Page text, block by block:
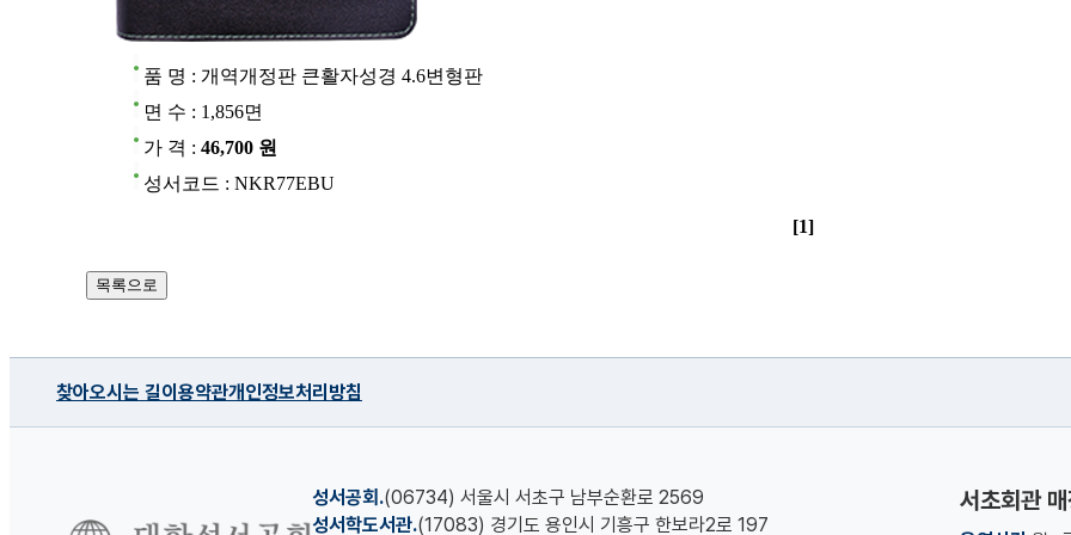
품 명 : 개역개정판 큰활자성경 4.6변형판
면 수 : 1,856면
가 격 : 46,700 원
성서코드 : NKR77EBU
[1]
찾아오시는 길이용약관개인정보처리방침
성서공회.(06734) 서울시 서초구 남부순환로 2569
성서학도서관.(17083) 경기도 용인시 기흥구 한보라2로 197
서초회관